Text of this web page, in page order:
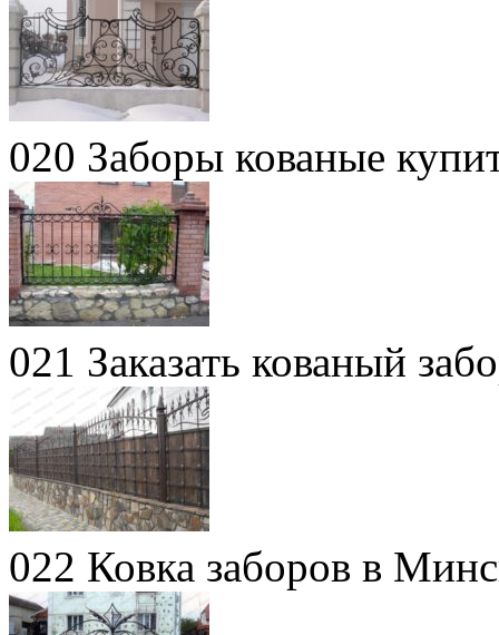
020 Заборы кованые
021 Заказать кованый
022 Ковка заборов в